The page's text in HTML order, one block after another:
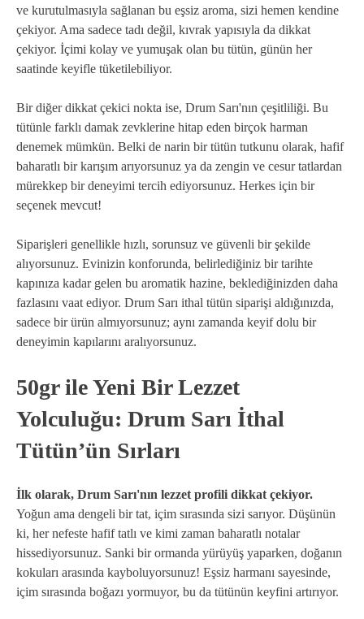
ve kurutulmasıyla sağlanan bu eşsiz aroma, sizi hemen kendine
çekiyor. Ama sadece tadı değil, kıvrak yapısıyla da dikkat
çekiyor. İçimi kolay ve yumuşak olan bu tütün, günün her
saatinde keyifle tüketilebiliyor.
Bir diğer dikkat çekici nokta ise, Drum Sarı'nın çeşitliliği. Bu
tütünle farklı damak zevklerine hitap eden birçok harman
denemek mümkün. Belki de narin bir tütün tutkunu olarak, hafif
baharatlı bir karışım arıyorsunuz ya da zengin ve cesur tatlardan
mürekkep bir deneyimi tercih ediyorsunuz. Herkes için bir
seçenek mevcut!
Siparişleri genellikle hızlı, sorunsuz ve güvenli bir şekilde
alıyorsunuz. Evinizin konforunda, belirlediğiniz bir tarihte
kapınıza kadar gelen bu aromatik hazine, beklediğinizden daha
fazlasını vaat ediyor. Drum Sarı ithal tütün siparişi aldığınızda,
sadece bir ürün almıyorsunuz; aynı zamanda keyif dolu bir
deneyimin kapılarını aralıyorsunuz.
50gr ile Yeni Bir Lezzet
Yolculuğu: Drum Sarı İthal
Tütün’ün Sırları
İlk olarak, Drum Sarı'nın lezzet profili dikkat çekiyor.
Yoğun ama dengeli bir tat, içim sırasında sizi sarıyor. Düşünün
ki, her nefeste hafif tatlı ve kimi zaman baharatlı notalar
hissediyorsunuz. Sanki bir ormanda yürüyüş yaparken, doğanın
kokuları arasında kayboluyorsunuz! Eşsiz harmanı sayesinde,
içim sırasında boğazı yormuyor, bu da tütünün keyfini artırıyor.